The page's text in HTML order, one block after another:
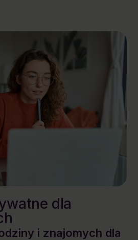
dla
i znajomych dla